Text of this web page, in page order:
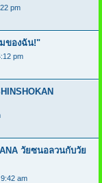
pm
มของฉัน!"
pm
วัยซนอลวนกับวัย
am